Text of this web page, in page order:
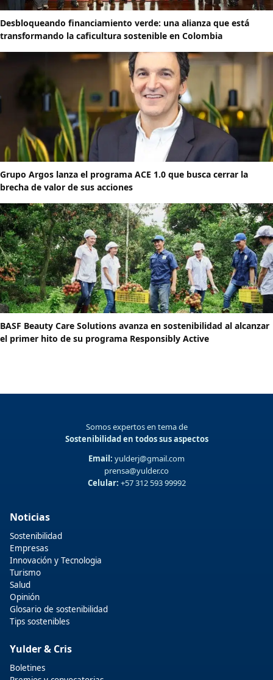
Desbloqueando financiamiento verde: una alianza que está
transformando la caficultura sostenible en Colombia
Grupo Argos lanza el programa ACE 1.0 que busca cerrar la
brecha de valor de sus acciones
BASF Beauty Care Solutions avanza en sostenibilidad al alcanzar
el primer hito de su programa Responsibly Active
Somos expertos en tema de
Sostenibilidad en todos sus aspectos
Email: yulderj@gmail.com
prensa@yulder.co
Celular: +57 312 593 99992
Noticias
Sostenibilidad
Empresas
Innovación y Tecnologia
Turismo
Salud
Opinión
Glosario de sostenibilidad
Tips sostenibles
Yulder & Cris
Boletines